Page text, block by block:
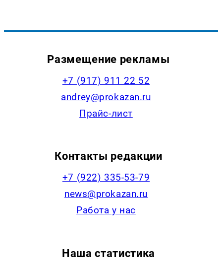
Размещение рекламы
+7 (917) 911 22 52
andrey@prokazan.ru
Прайс-лист
Контакты редакции
+7 (922) 335-53-79
news@prokazan.ru
Работа у нас
Наша статистика